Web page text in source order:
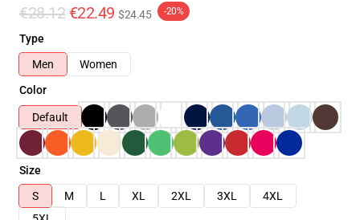
€28.12 €22.49 $24.45 -20%
Type
Men
Women
Color
Default
Size
S
M L XL 2XL 3XL
4XL